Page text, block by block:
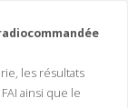
les résultats
ainsi que le